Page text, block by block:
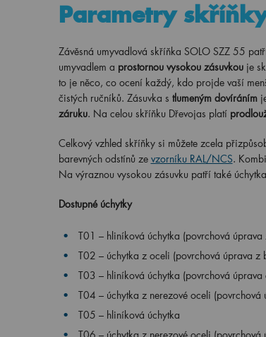
Parametry
Závěsná umyvadlová skříňka SOLO SZZ 55
umyvadlem a prostornou vysokou zásuvkou je
to je něco, co ocení každý, kdo projde vaší
čistých ručníků. Zásuvka s tlumeným dovíráním
záruku. Na celou skříňku Dřevojas platí
Celkový vzhled skříňky si můžete zcela
barevných odstínů ze vzorníku RAL/NCS.
Na výraznou vysokou zásuvku patří také
Dostupné úchytky
T01 – hliníková úchytka (povrchová úprava
T02 – úchytka z oceli (povrchová úprava z
T03 – hliníková úchytka (povrchová úprava
T04 – úchytka z nerezové oceli (povrchová
T05 – hliníková úchytka